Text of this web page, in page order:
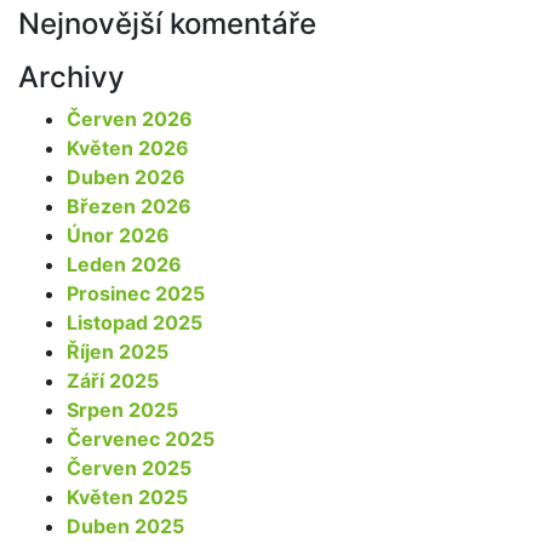
Nejnovější komentáře
Archivy
Červen 2026
Květen 2026
Duben 2026
Březen 2026
Únor 2026
Leden 2026
Prosinec 2025
Listopad 2025
Říjen 2025
Září 2025
Srpen 2025
Červenec 2025
Červen 2025
Květen 2025
Duben 2025